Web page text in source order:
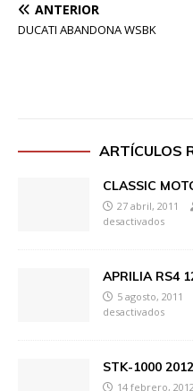
ANTERIOR
DUCATI ABANDONA WSBK
ARTÍCULOS
CLASSIC
27 abril, 2011
desactivados
APRILIA RS4
5 agosto, 2011
desactivados
STK-1000
14 febrero, 2012